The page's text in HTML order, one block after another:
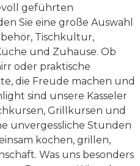
geführten
Sie eine große Auswahl
Tischkultur,
und Zuhause. Ob
oder praktische
die Freude machen und
sind unsere Kasseler
Grillkursen und
unvergessliche Stunden
kochen, grillen,
Was uns besonders